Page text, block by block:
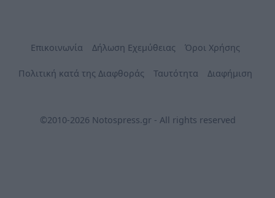
Επικοινωνία Δήλωση Εχεμύθειας Όροι Χρήσης
Πολιτική κατά της Διαφθοράς Ταυτότητα Διαφήμιση
©2010-2026 Notospress.gr - All rights reserved